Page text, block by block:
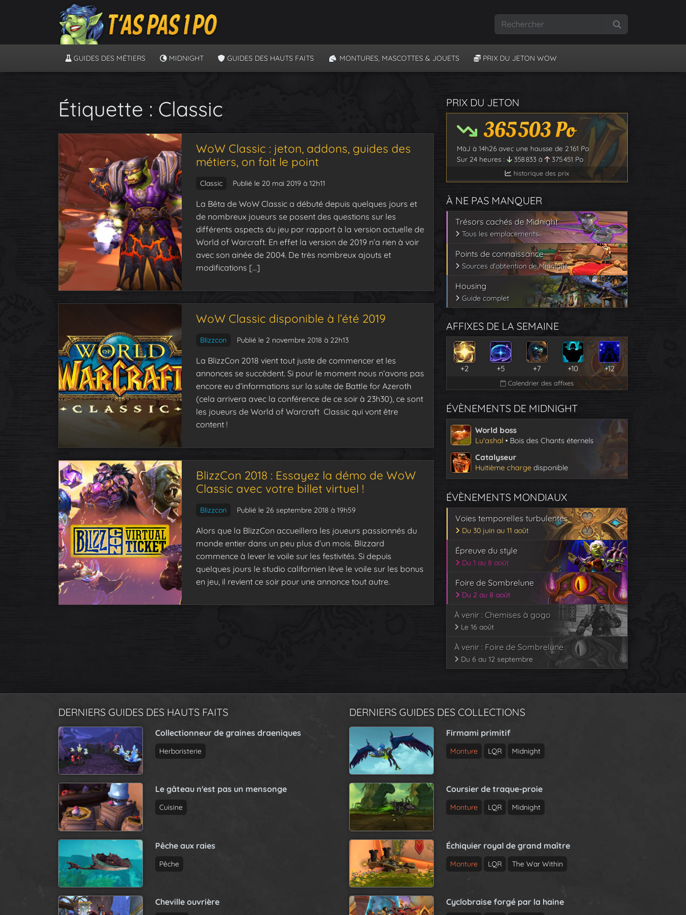
GUIDES DES MÉTIERS MIDNIGHT GUIDES DES HAUTS FAITS MONTURES, MASCOTTES & JOUETS PRIX DU JETON WOW
Étiquette : Classic
WoW Classic : jeton, addons, guides des
métiers, on fait le point
Classic Publié le 20 mai 2019 à 12h11
La Bêta de WoW Classic a débuté depuis quelques jours et
de nombreux joueurs se posent des questions sur les
différents aspects du jeu par rapport à la version actuelle de
World of Warcraft. En effet la version de 2019 n’a rien à voir
avec son ainée de 2004. De très nombreux ajouts et
modifications […]
WoW Classic disponible à l’été 2019
Blizzcon Publié le 2 novembre 2018 à 22h13
La BlizzCon 2018 vient tout juste de commencer et les
annonces se succèdent. Si pour le moment nous n’avons pas
encore eu d’informations sur la suite de Battle for Azeroth
(cela arrivera avec la conférence de ce soir à 23h30), ce sont
les joueurs de World of Warcraft Classic qui vont être
content !
BlizzCon 2018 : Essayez la démo de WoW
Classic avec votre billet virtuel !
Blizzcon Publié le 26 septembre 2018 à 19h59
Alors que la BlizzCon accueillera les joueurs passionnés du
monde entier dans un peu plus d’un mois. Blizzard
commence à lever le voile sur les festivités. Si depuis
quelques jours le studio californien lève le voile sur les bonus
en jeu, il revient ce soir pour une annonce tout autre.
PRIX DU JETON
365 503Po
MàJ à 14h26 avec une hausse de 2 161 Po
Sur 24 heures :
358 833 à 375 451 Po
historique des prix
À NE PAS MANQUER
Trésors cachés de Midnight
Tous les emplacements
Points de connaissance
Sources d'obtention de Midnight
Housing
Guide complet
AFFIXES DE LA SEMAINE
+2 +5 +7 +10 +12
Calendrier des affixes
ÉVÈNEMENTS DE MIDNIGHT
World boss
Lu'ashal • Bois des Chants éternels
Catalyseur
Huitième charge disponible
ÉVÈNEMENTS MONDIAUX
Voies temporelles turbulentes
Du 30 juin au 11 août
Épreuve du style
Du 1 au 8 août
Foire de Sombrelune
Du 2 au 8 août
À venir : Chemises à gogo
Le 16 août
À venir : Foire de Sombrelune
Du 6 au 12 septembre
DERNIERS GUIDES DES HAUTS FAITS
Collectionneur de graines draeniques
Herboristerie
Le gâteau n'est pas un mensonge
Cuisine
Pêche aux raies
Pêche
Cheville ouvrière
DERNIERS GUIDES DES COLLECTIONS
Firmami primitif
Monture LQR Midnight
Coursier de traque-proie
Monture LQR Midnight
Échiquier royal de grand maître
Monture LQR The War Within
Cyclobraise forgé par la haine